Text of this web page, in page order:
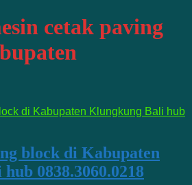
cetak paving
block di Kabupaten
0838.3060.0218